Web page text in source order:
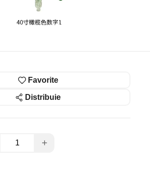
Favorite
Distribuie
+